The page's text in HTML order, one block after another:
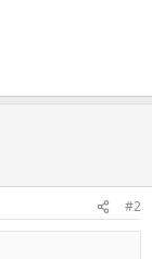
#2